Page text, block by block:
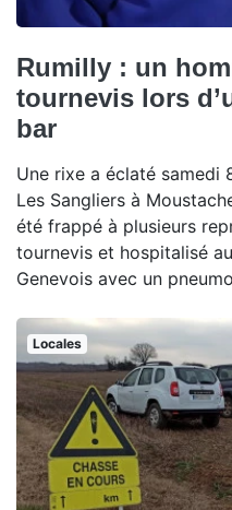
Rumilly : un
tournevis lors
bar
Une rixe a éclaté samedi
Les Sangliers à
été frappé à plusieurs
tournevis et hospitalisé
Genevois avec un
Locales